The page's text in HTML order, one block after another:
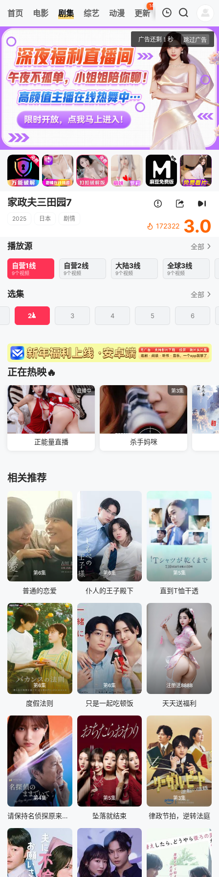
首页 电影 剧集 综艺 动漫 更新
143
热榜 APP
2
家政夫三田园7
清空
家政夫三田园7
2025 日本 剧情
172322 3.0
播放源 全部
自营1线
9个视频
自营2线
9个视频
大陆3线
9个视频
全球3线
9个视频
选集 全部
2 3 4 5 6
正在热映🔥
直播中
正能量直播
第3集
杀手妈咪
相关推荐
第6集
普通的恋爱
第6集
仆人的王子殿下
第5集
直到T恤干透
第6集
度假法则
第6集
只是一起吃顿饭
注册送8888
天天送福利
第4集
请保持名侦探原来的样子
第5集
坠落就结束
第3集
律政节拍，逆转法庭